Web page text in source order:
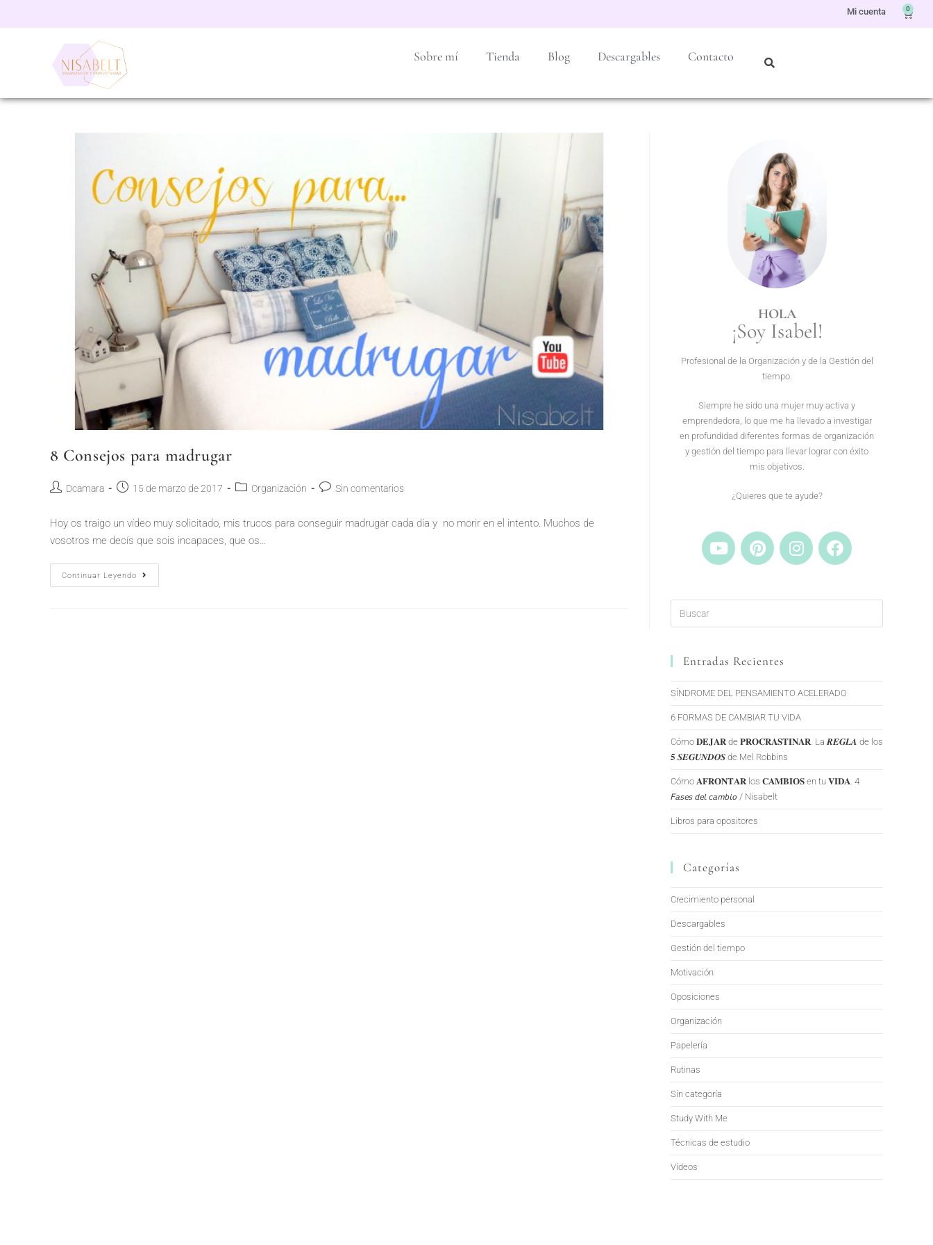
Mi cuenta 0
Sobre mí Tienda Blog Descargables Contacto
8 Consejos para madrugar
Dcamara 15 de marzo de 2017 Organización Sin comentarios
Hoy os traigo un vídeo muy solicitado, mis trucos para conseguir madrugar cada día y no morir en el intento. Muchos de
vosotros me decís que sois incapaces, que os…
Continuar Leyendo
HOLA
¡Soy Isabel!
Profesional de la Organización y de la Gestión del
tiempo.
Siempre he sido una mujer muy activa y
emprendedora, lo que me ha llevado a investigar
en profundidad diferentes formas de organización
y gestión del tiempo para llevar lograr con éxito
mis objetivos.
¿Quieres que te ayude?
Entradas Recientes
SÍNDROME DEL PENSAMIENTO ACELERADO
6 FORMAS DE CAMBIAR TU VIDA
Cómo 𝐃𝐄𝐉𝐀𝐑 de 𝐏𝐑𝐎𝐂𝐑𝐀𝐒𝐓𝐈𝐍𝐀𝐑. La 𝑹𝑬𝑮𝑳𝑨 de los
𝟓 𝑺𝑬𝑮𝑼𝑵𝑫𝑶𝑺 de Mel Robbins
Cómo 𝐀𝐅𝐑𝐎𝐍𝐓𝐀𝐑 los 𝐂𝐀𝐌𝐁𝐈𝐎𝐒 en tu 𝐕𝐈𝐃𝐀. 4
𝘍𝘢𝘴𝘦𝘴 𝘥𝘦𝘭 𝘤𝘢𝘮𝘣𝘪𝘰 / Nisabelt
Libros para opositores
Categorías
Crecimiento personal
Descargables
Gestión del tiempo
Motivación
Oposiciones
Organización
Papelería
Rutinas
Sin categoría
Study With Me
Técnicas de estudio
Vídeos